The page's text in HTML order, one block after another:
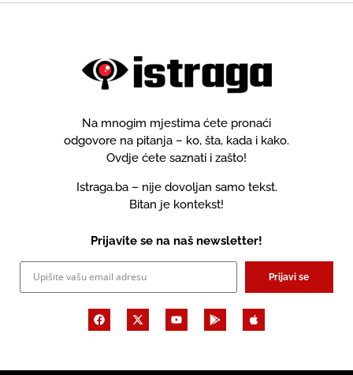
Na mnogim mjestima ćete pronaći
odgovore na pitanja – ko, šta, kada i kako.
Ovdje ćete saznati i zašto!
Istraga.ba – nije dovoljan samo tekst.
Bitan je kontekst!
Prijavite se na naš newsletter!
Prijavi se